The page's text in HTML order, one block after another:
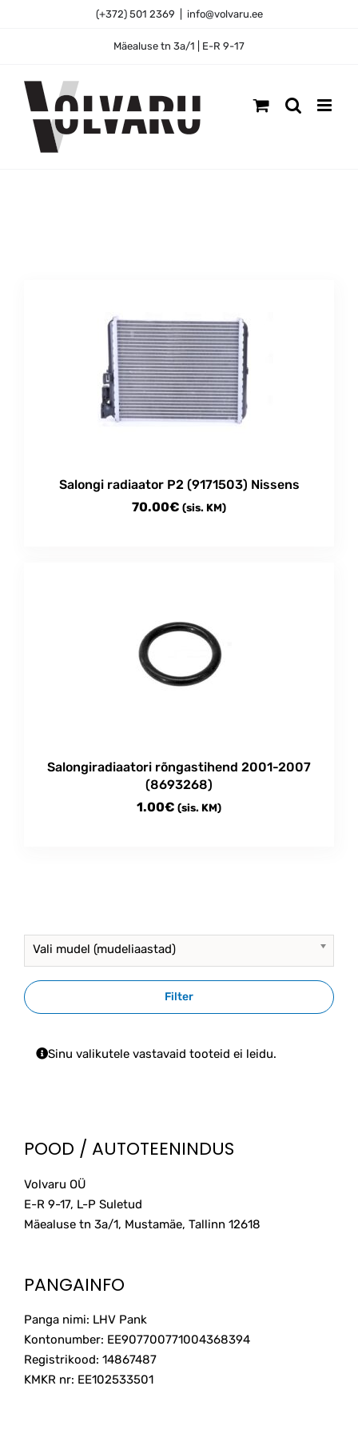
(+372) 501 2369 info@volvaru.ee
Mäealuse tn 3a/1 | E-R 9-17
Salongi radiaator P2 (9171503) Nissens
70.00€ (sis. KM)
Salongiradiaatori rõngastihend 2001-2007
(8693268)
1.00€ (sis. KM)
Vali mudel (mudeliaastad)
Filter
Sinu valikutele vastavaid tooteid ei leidu.
POOD / AUTOTEENINDUS
Volvaru OÜ
E-R 9-17, L-P Suletud
Mäealuse tn 3a/1, Mustamäe, Tallinn 12618
PANGAINFO
Panga nimi: LHV Pank
Kontonumber: EE907700771004368394
Registrikood: 14867487
KMKR nr: EE102533501